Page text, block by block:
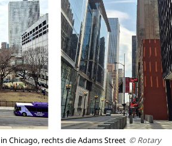
Chicago, rechts die Adams Street © Rotary